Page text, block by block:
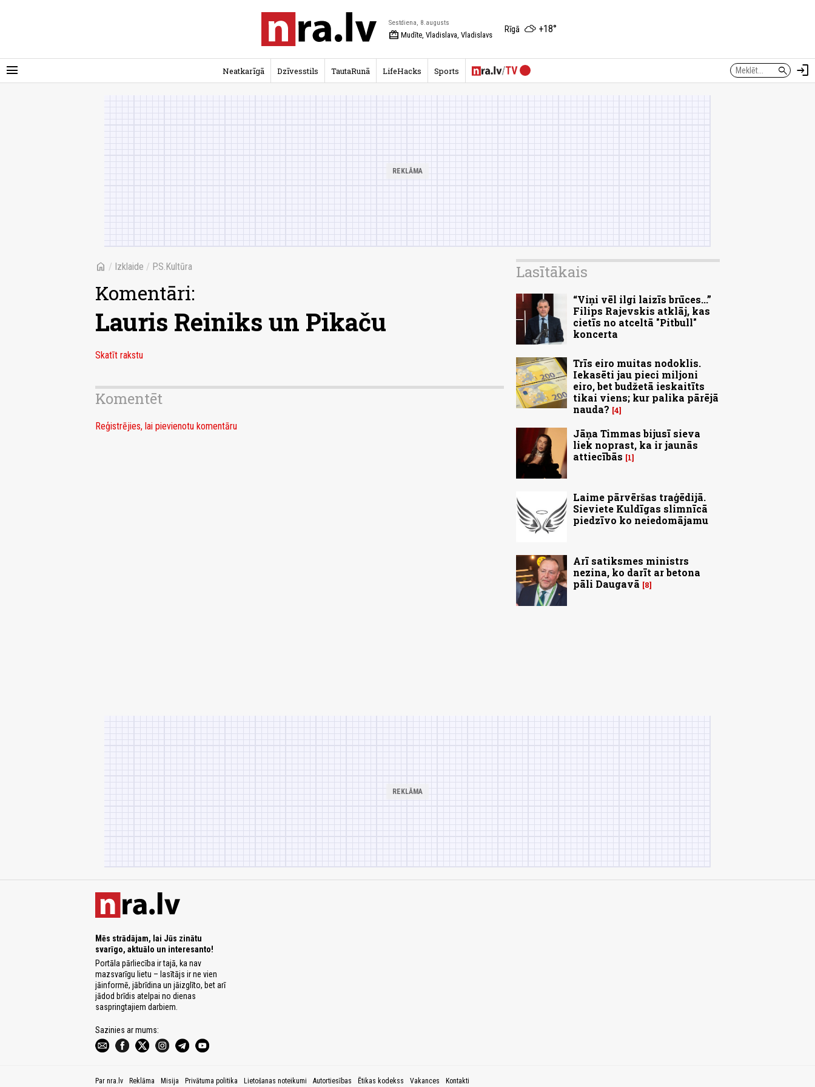
menu
Sestdiena, 8.augusts
redeem Mudīte, Vladislava, Vladislavs
Rīgā +18°
search login
Neatkarīgā Dzīvesstils TautaRunā LifeHacks Sports
home / Izklaide / P.S.Kultūra
Komentāri:
Lauris Reiniks un Pikaču
Skatīt rakstu
Komentēt
Reģistrējies, lai pievienotu komentāru
Lasītākais
“Viņi vēl ilgi laizīs brūces...”
Filips Rajevskis atklāj, kas
cietīs no atceltā "Pitbull"
koncerta
Trīs eiro muitas nodoklis.
Iekasēti jau pieci miljoni
eiro, bet budžetā ieskaitīts
tikai viens; kur palika pārējā
nauda? 4
Jāņa Timmas bijusī sieva
liek noprast, ka ir jaunās
attiecībās
1
Laime pārvēršas traģēdijā.
Sieviete Kuldīgas slimnīcā
piedzīvo ko neiedomājamu
Arī satiksmes ministrs
nezina, ko darīt ar betona
pāli Daugavā
8
Mēs strādājam, lai Jūs zinātu
svarīgo, aktuālo un interesanto!
Portāla pārliecība ir tajā, ka nav
mazsvarīgu lietu – lasītājs ir ne vien
jāinformē, jābrīdina un jāizglīto, bet arī
jādod brīdis atelpai no dienas
saspringtajiem darbiem.
Sazinies ar mums:
Par nra.lv Reklāma Misija Privātuma politika Lietošanas noteikumi Autortiesības Ētikas kodekss Vakances Kontakti